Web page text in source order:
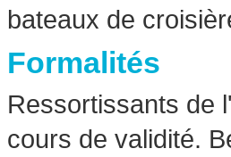
bateaux de
Formalités
Ressortissants de
cours de validité.